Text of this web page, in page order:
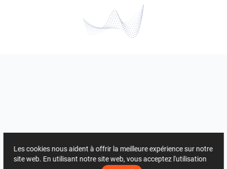
Les cookies nous aident à offrir la meilleure expérience sur notre
site web. En utilisant notre site web, vous acceptez l'utilisation